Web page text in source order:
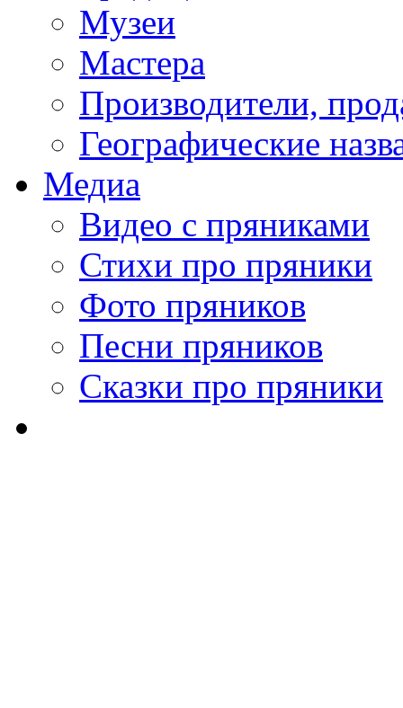
Музеи
Мастера
Производители,
Географические
Медиа
Видео с пряниками
Стихи про пряники
Фото пряников
Песни пряников
Сказки про пряники